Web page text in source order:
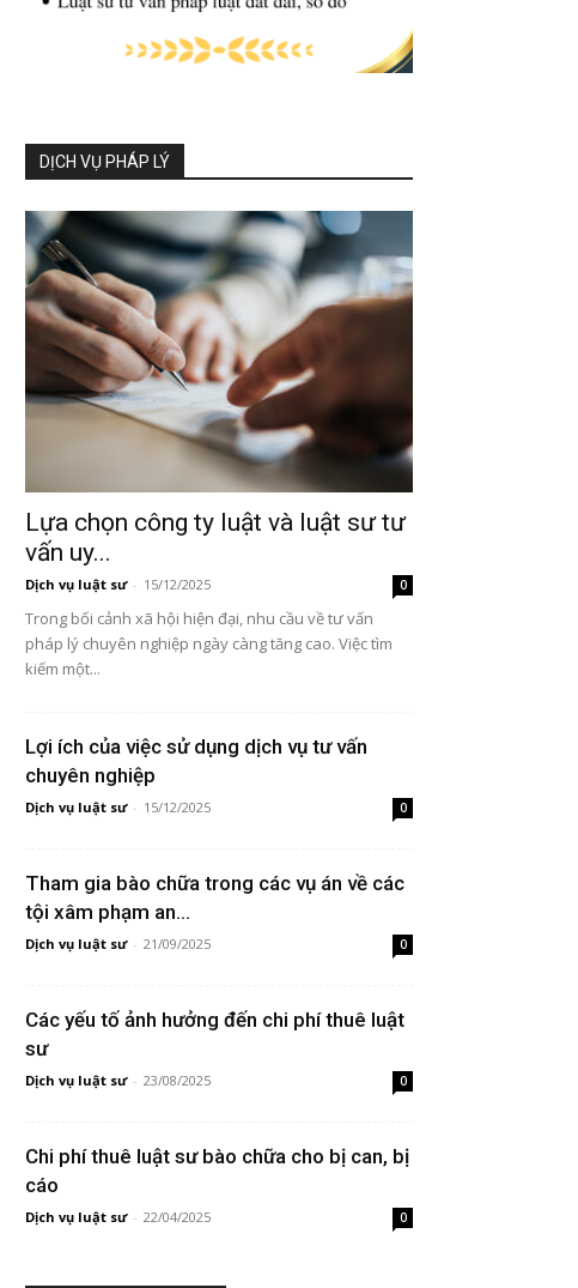
DỊCH VỤ PHÁP LÝ
Lựa chọn công ty luật và luật sư tư
vấn uy...
Dịch vụ luật sư - 15/12/2025 0
Trong bối cảnh xã hội hiện đại, nhu cầu về tư vấn
pháp lý chuyên nghiệp ngày càng tăng cao. Việc tìm
kiếm một...
Lợi ích của việc sử dụng dịch vụ tư vấn
chuyên nghiệp
Dịch vụ luật sư - 15/12/2025 0
Tham gia bào chữa trong các vụ án về các
tội xâm phạm an...
Dịch vụ luật sư - 21/09/2025 0
Các yếu tố ảnh hưởng đến chi phí thuê luật
sư
Dịch vụ luật sư - 23/08/2025 0
Chi phí thuê luật sư bào chữa cho bị can, bị
cáo
Dịch vụ luật sư - 22/04/2025 0